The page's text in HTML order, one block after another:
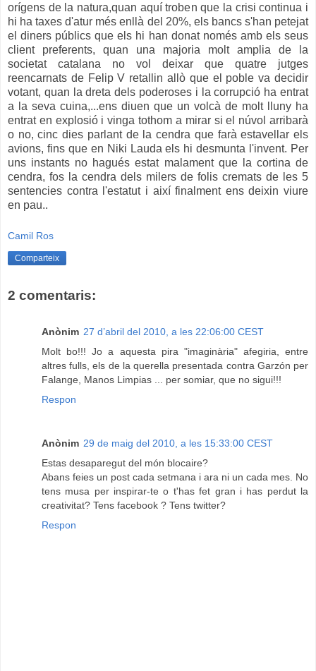
orígens de la natura,quan aquí troben que la crisi continua i
hi ha taxes d'atur més enllà del 20%, els bancs s'han petejat
el diners públics que els hi han donat només amb els seus
client preferents, quan una majoria molt amplia de la
societat catalana no vol deixar que quatre jutges
reencarnats de Felip V retallin allò que el poble va decidir
votant, quan la dreta dels poderoses i la corrupció ha entrat
a la seva cuina,...ens diuen que un volcà de molt lluny ha
entrat en explosió i vinga tothom a mirar si el núvol arribarà
o no, cinc dies parlant de la cendra que farà estavellar els
avions, fins que en Niki Lauda els hi desmunta l'invent. Per
uns instants no hagués estat malament que la cortina de
cendra, fos la cendra dels milers de folis cremats de les 5
sentencies contra l'estatut i així finalment ens deixin viure
en pau..
Camil Ros
Comparteix
2 comentaris:
Anònim 27 d’abril del 2010, a les 22:06:00 CEST
Molt bo!!! Jo a aquesta pira "imaginària" afegiria, entre
altres fulls, els de la querella presentada contra Garzón per
Falange, Manos Limpias ... per somiar, que no sigui!!!
Respon
Anònim 29 de maig del 2010, a les 15:33:00 CEST
Estas desaparegut del món blocaire?
Abans feies un post cada setmana i ara ni un cada mes. No
tens musa per inspirar-te o t'has fet gran i has perdut la
creativitat? Tens facebook ? Tens twitter?
Respon